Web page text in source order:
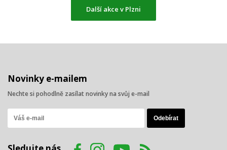
Další akce v Plzni
Novinky e-mailem
Nechte si pohodlně zasílat novinky na svůj e-mail